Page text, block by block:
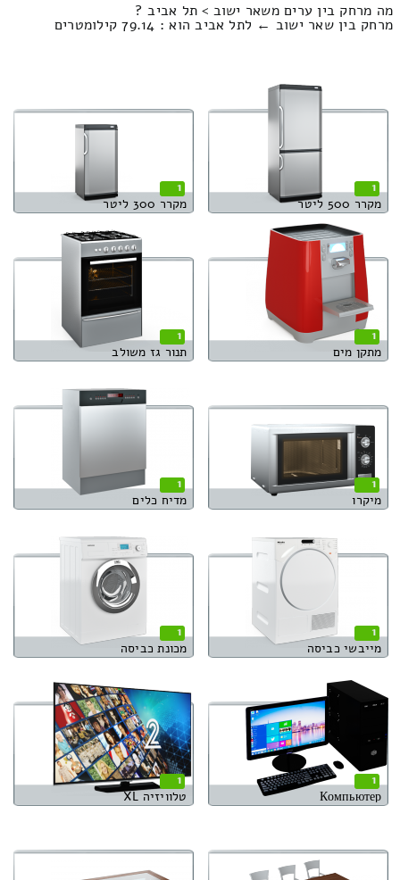
מה מרחק בין ערים משאר ישוב > תל אביב ?
מרחק בין שאר ישוב ← לתל אביב הוא : 79.14 קילומטרים
1
מקרר 500 ליטר
1
מקרר 300 ליטר
1
מתקן מים
1
תנור גז משולב
1
מיקרו
1
מדיח כלים
1
מייבשי כביסה
1
מכונת כביסה
1
Компьютер
1
טלוויזיה XL